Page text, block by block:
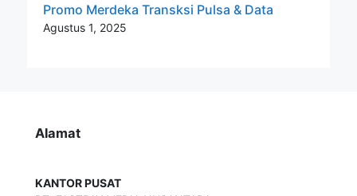
Promo Merdeka Transksi Pulsa & Data
Agustus 1, 2025
Alamat
KANTOR PUSAT